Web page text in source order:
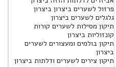
פרזול לשערים ביצרון ביצרון
גלגלים לשערים ביצרון
תיקון מסילות לשערים קורות
קונזוליות ביצרון
תיקון בולמים ומעצורים לשערים
ביצרון
תיקון צירים לשערים ודלתות ביצרון